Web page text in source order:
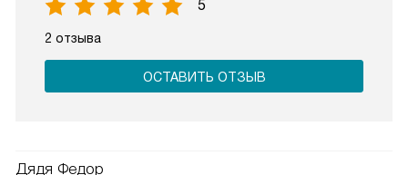
5
2 отзыва
ОСТАВИТЬ ОТЗЫВ
Дядя Федор